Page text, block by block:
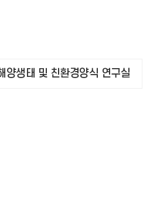
양생태 및 친환경양식 연구실